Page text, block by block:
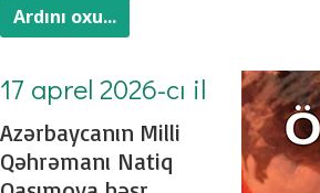
Ardını oxu...
17 aprel 2026-cı il
Azərbaycanın Milli
Qəhrəmanı Natiq